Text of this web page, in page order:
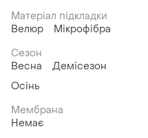
Матеріал підкладки
Велюр
Мікрофібра
Сезон
Весна
Демісезон
Осінь
Мембрана
Немає